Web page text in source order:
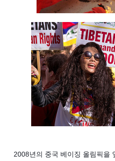
2008년의 중국 베이징 올림픽을